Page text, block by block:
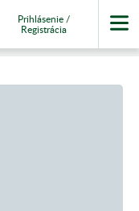
Prihlásenie /
Registrácia